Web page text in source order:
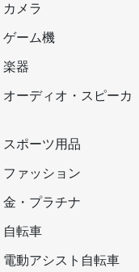
カメラ
ゲーム機
楽器
オーディオ・スピーカ
スポーツ用品
ファッション
金・プラチナ
自転車
電動アシスト自転車